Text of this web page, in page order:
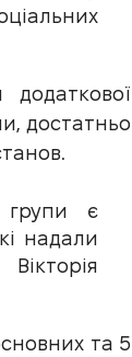
додаткової
достатньо
групи є
надали
та 5